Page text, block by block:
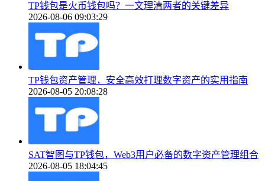
TP钱包是火币钱包吗？一文理清两者的关键差异
2026-08-06 09:03:29
TP钱包资产管理，安全高效打理数字资产的实用指南
2026-08-05 20:08:28
SAT智图与TP钱包，Web3用户必备的数字资产管理组合
2026-08-05 18:04:45